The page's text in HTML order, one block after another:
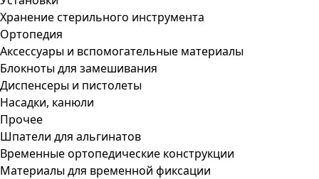
Хранение стерильного инструмента
Ортопедия
Аксессуары и вспомогательные материалы
Блокноты для замешивания
Диспенсеры и пистолеты
Насадки, канюли
Прочее
Шпатели для альгинатов
Временные ортопедические конструкции
Материалы для временной фиксации